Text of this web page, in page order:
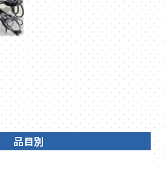
品目別